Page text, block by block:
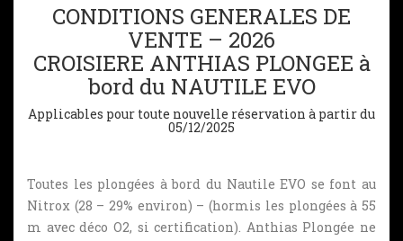
CONDITIONS GENERALES DE
VENTE – 2026
CROISIERE ANTHIAS PLONGEE à
bord du NAUTILE EVO
Applicables pour toute nouvelle réservation à partir du
05/12/2025
Toutes les plongées à bord du Nautile EVO se font au
Nitrox (28 – 29% environ) – (hormis les plongées à 55
m avec déco O2, si certification). Anthias Plongée ne